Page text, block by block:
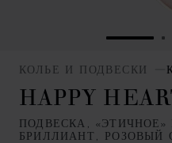
КОЛЬЕ И ПОДВЕСКИ
HAPPY
ПОДВЕСКА, «ЭТИЧНОЕ»
БРИЛЛИАНТ, РОЗОВЫЙ